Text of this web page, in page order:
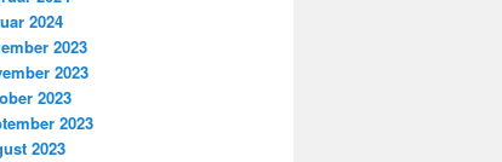
2024
2023
2023
2023
2023
2023